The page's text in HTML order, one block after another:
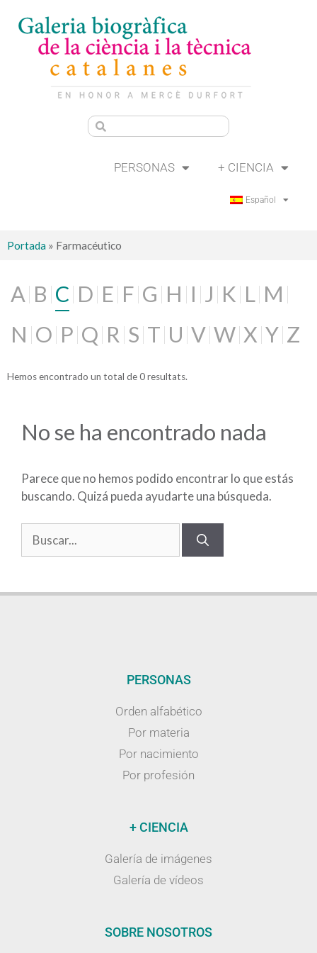
PERSONAS + CIENCIA
Español
Portada » Farmacéutico
A B C D E F G H I J K L M
N O P Q R S T U V W X Y Z
Hemos encontrado un total de 0 resultats.
No se ha encontrado nada
Parece que no hemos podido encontrar lo que estás
buscando. Quizá pueda ayudarte una búsqueda.
PERSONAS
Orden alfabético
Por materia
Por nacimiento
Por profesión
+ CIENCIA
Galería de imágenes
Galería de vídeos
SOBRE NOSOTROS